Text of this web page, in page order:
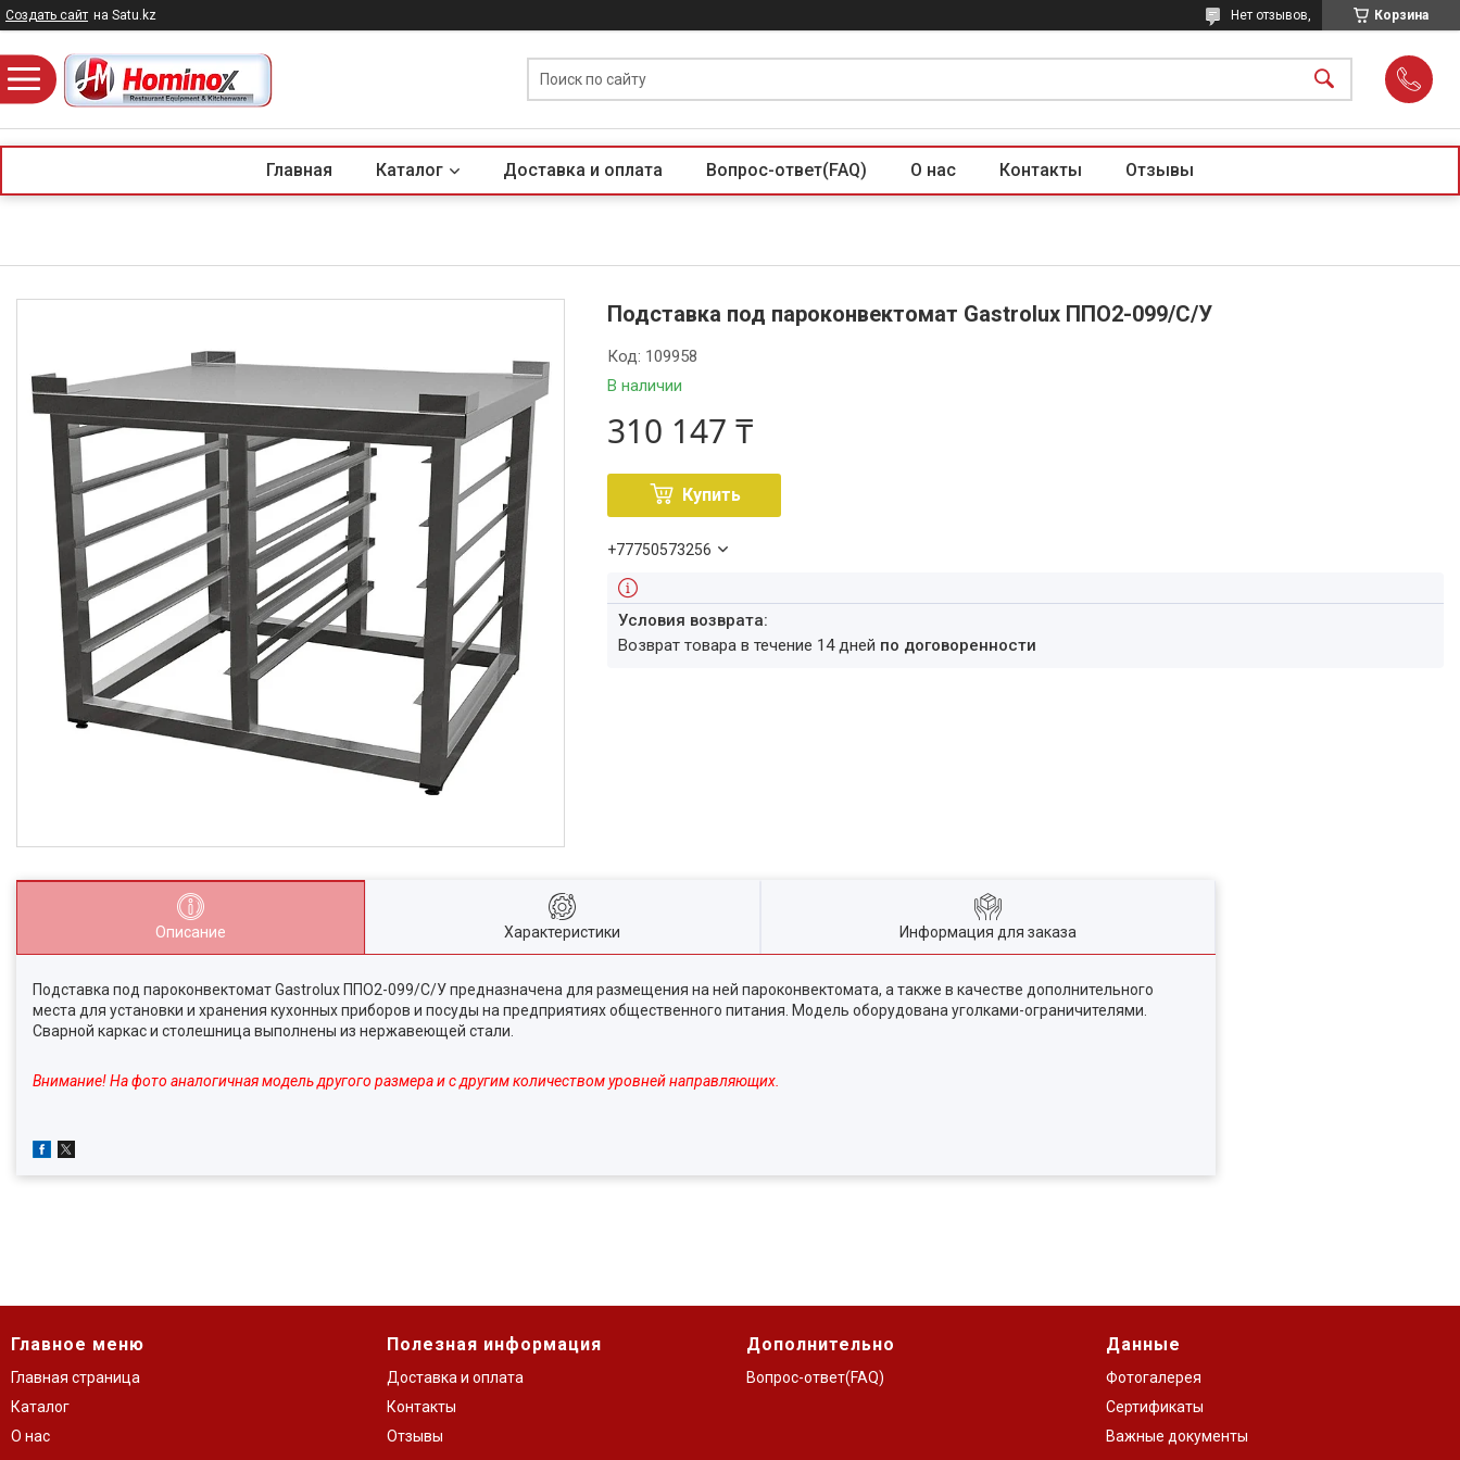
Создать сайт на Satu.kz Корзина
Нет отзывов,
Главная Каталог Доставка и оплата Вопрос-ответ(FAQ) О нас Контакты Отзывы
Подставка под пароконвектомат Gastrolux ППО2-099/С/У
В наличии
Код: 109958
310 147 ₸
Купить
+77750573256
возврат товара в течение 14 дней по договоренности
Описание Характеристики Информация для заказа
Подставка под пароконвектомат Gastrolux ППО2-099/С/У предназначена для размещения на ней пароконвектомата, а также в качестве дополнительного
места для установки и хранения кухонных приборов и посуды на предприятиях общественного питания. Модель оборудована уголками-ограничителями.
Сварной каркас и столешница выполнены из нержавеющей стали.
Внимание! На фото аналогичная модель другого размера и с другим количеством уровней направляющих.
Главное меню
Главная страница
Каталог
О нас
Полезная информация
Доставка и оплата
Контакты
Отзывы
Дополнительно
Вопрос-ответ(FAQ)
Данные
Фотогалерея
Сертификаты
Важные документы